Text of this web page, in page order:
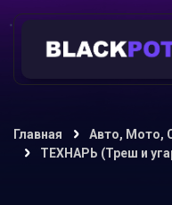
Главная
Авто, Мото,
ТЕХНАРЬ (Треш и